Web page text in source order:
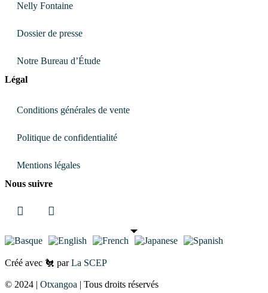
Nelly Fontaine
Dossier de presse
Notre Bureau d’Étude
Légal
Conditions générales de vente
Politique de confidentialité
Mentions légales
Nous suivre
FacebookInstagram
Créé avec 🐔 parLa SCEP
© 2024 | Otxangoa | Tous droits réservés